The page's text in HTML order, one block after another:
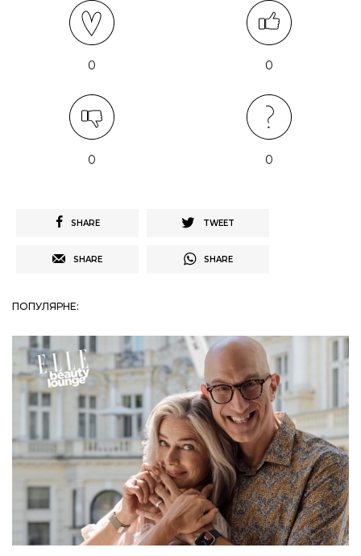
0 0
0 0
SHARE TWEET
SHARE SHARE
ПОПУЛЯРНЕ: